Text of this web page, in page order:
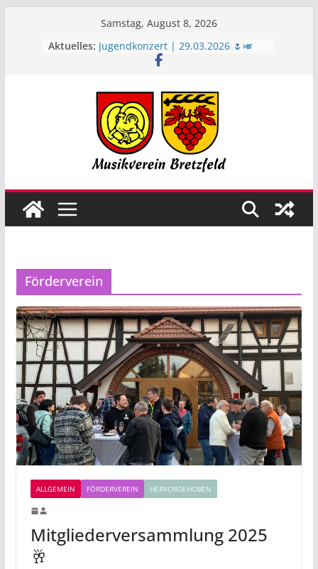
Samstag, August 8, 2026
Aktuelles: Jugendkonzert | 29.03.2026 🌷🎺
Bretzfelder Musikfescht 2026 🙌🌞
Juni-Rückblick ☀️
Geburtstagsständchen zum 90.
Geburtstag 🎉
Jubilarfeier | 17.04.2026🥂🙌
Förderverein
ALLGEMEIN FÖRDERVEREIN HERVORGEHOBEN
Mitgliederversammlung 2025
🥂